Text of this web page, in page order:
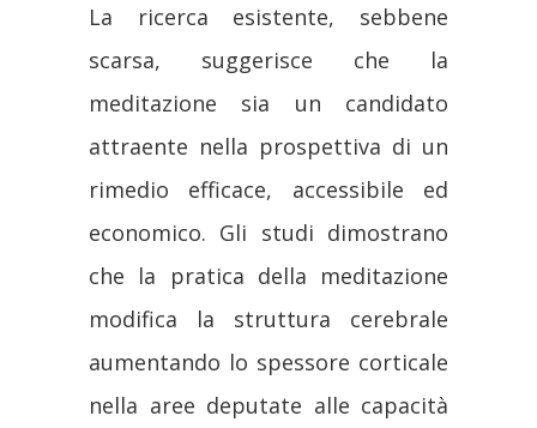
La ricerca esistente, sebbene
scarsa, suggerisce che la
meditazione sia un candidato
attraente nella prospettiva di un
rimedio efficace, accessibile ed
economico. Gli studi dimostrano
che la pratica della meditazione
modifica la struttura cerebrale
aumentando lo spessore corticale
nella aree deputate alle capacità